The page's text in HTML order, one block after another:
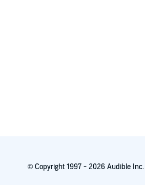
© Copyright 1997 - 2026 Audible Inc.